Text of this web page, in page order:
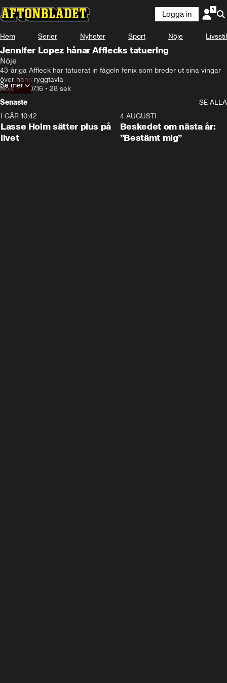
Logga in
Hem Serier Nyheter Sport Nöje Livsstil
Jennifer Lopez hånar Afflecks tatuering
Nöje
43-åriga Affleck har tatuerat in fågeln fenix som breder ut sina vingar
över hans ryggtavla
Nöje•14.07.16 • 28 sek
Se mer
Senaste
SE ALLA
I GÅR 10:42
Lasse Holm sätter plus på
livet
4 AUGUSTI
Beskedet om nästa år:
”Bestämt mig”